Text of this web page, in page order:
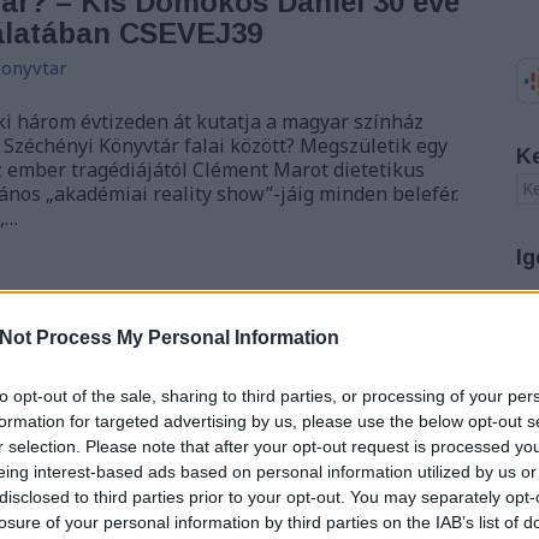
Process My Personal Information
opt-out of the sale, sharing to third parties, or processing of your
for targeted advertising by us, please use the below opt-out
selection. Please note that after your opt-out request is processed
interest-based ads based on personal information utilized by us
to third parties prior to your opt-out. You may separately
of your personal information by third parties on the IAB’s list of
CSEVEJ39
három évtizeden át kutatja a magyar színház
Könyvtár falai között? Megszületik egy
ember tragédiájától Clément Marot dietetikus
„akadémiai reality show”-jáig minden belefér.
0
komment
csevej az ember tragédiája színháztörténet Tóth
és zeneműtár solymosi ákos marot